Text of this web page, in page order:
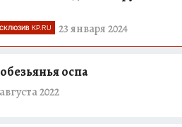
23 января 2024
KP.RU
оспа
2022